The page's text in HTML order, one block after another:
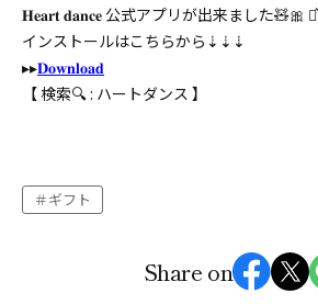
𝐇𝐞𝐚𝐫𝐭 𝐝𝐚𝐧𝐜𝐞 公式アプリが出来ました🧸🎀 ⋆͛
インストールはこちらから⇣⇣⇣
▸ ▸𝐃𝐨𝐰𝐧𝐥𝐨𝐚𝐝
【 検索🔍 : ハートダンス 】
ギフト
Share on